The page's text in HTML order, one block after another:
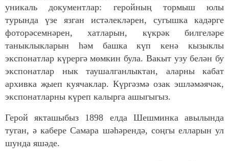
уникаль документлар: геройның тормыш юлы
турында үзе язган истәлекләрен, сугышка кадәрге
фоторәсемнәрен, хатларын, күкрәк билгеләре
таныклыкларын һәм башка күп кенә кызыклы
экспонатлар күрергә мөмкин була. Вакыт узу белән бу
экспонатлар нык таушалганлыктан, аларны кабат
архивка җыеп куячаклар. Күргәзмә озак эшләмәячәк,
экспонатларны күреп калырга ашыгыгыз.
Герой якташыбыз 1898 елда Шешминка авылында
туган, ә кабере Самара шәһәрендә, соңгы елларын ул
шунда яшәде.